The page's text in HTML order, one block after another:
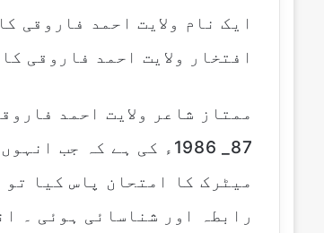
l
ایک نام ولایت احمد فاروقی
افتخار ولایت احمد فاروقی
ممتاز شاعر ولایت احمد
87_ 1986ء کی ہے کہ
میٹرک کا امتحان پاس کیا
رابطہ اور شناسائی ہوئی ۔